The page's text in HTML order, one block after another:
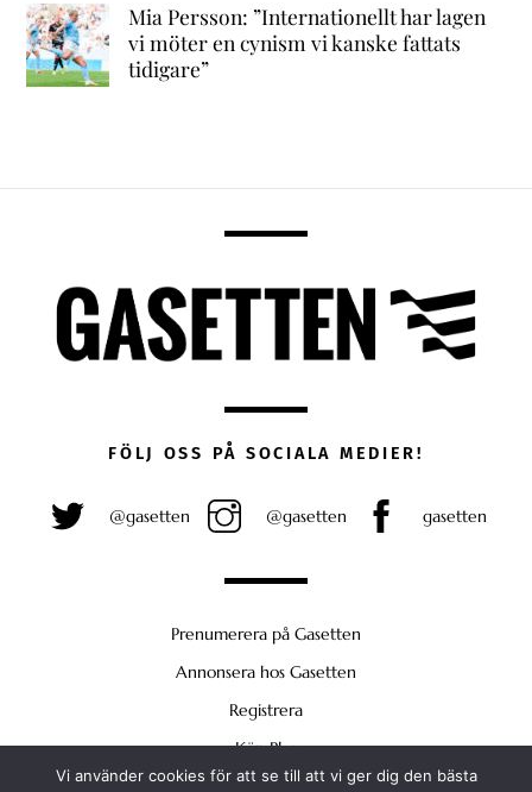
Mia Persson: ”Internationellt har lagen
vi möter en cynism vi kanske fattats
tidigare”
FÖLJ OSS PÅ SOCIALA MEDIER!
@gasetten @gasetten gasetten
Prenumerera på Gasetten
Annonsera hos Gasetten
Registrera
Köp Plus
Vi använder cookies för att se till att vi ger dig den bästa